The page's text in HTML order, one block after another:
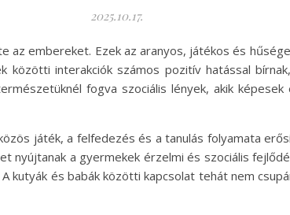
2025.10.17.
az embereket. Ezek az aranyos, játékos és
interakciók számos pozitív hatással
fogva szociális lények, akik
játék, a felfedezés és a tanulás folyamata
nyújtanak a gyermekek érzelmi és szociális
kutyák és babák közötti kapcsolat tehát nem